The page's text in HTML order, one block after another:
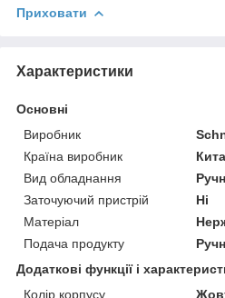
Приховати
Характеристики
Основні
Виробник
Країна виробник
Вид обладнання
Заточуючий пристрій
Ні
Матеріал
Подача продукту
Додаткові функції і
Колір корпусу